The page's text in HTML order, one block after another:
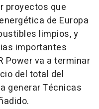
proyectos que
de Europa
limpios, y
importantes
Power va a terminar
del total del
generar Técnicas